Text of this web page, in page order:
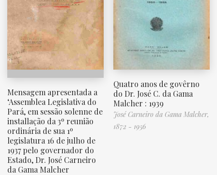
Mensagem apresentada a
‘Assemblea Legislativa do
Pará, em sessão solenne de
installação da 3º reunião
ordinária de sua 1º
legislatura 16 de julho de
1937 pelo governador do
Estado, Dr. José Carneiro
da Gama Malcher
Quatro anos de govêrno
do Dr. José C. da Gama
Malcher : 1939
José Carneiro da Gama Malcher,
1872 - 1956